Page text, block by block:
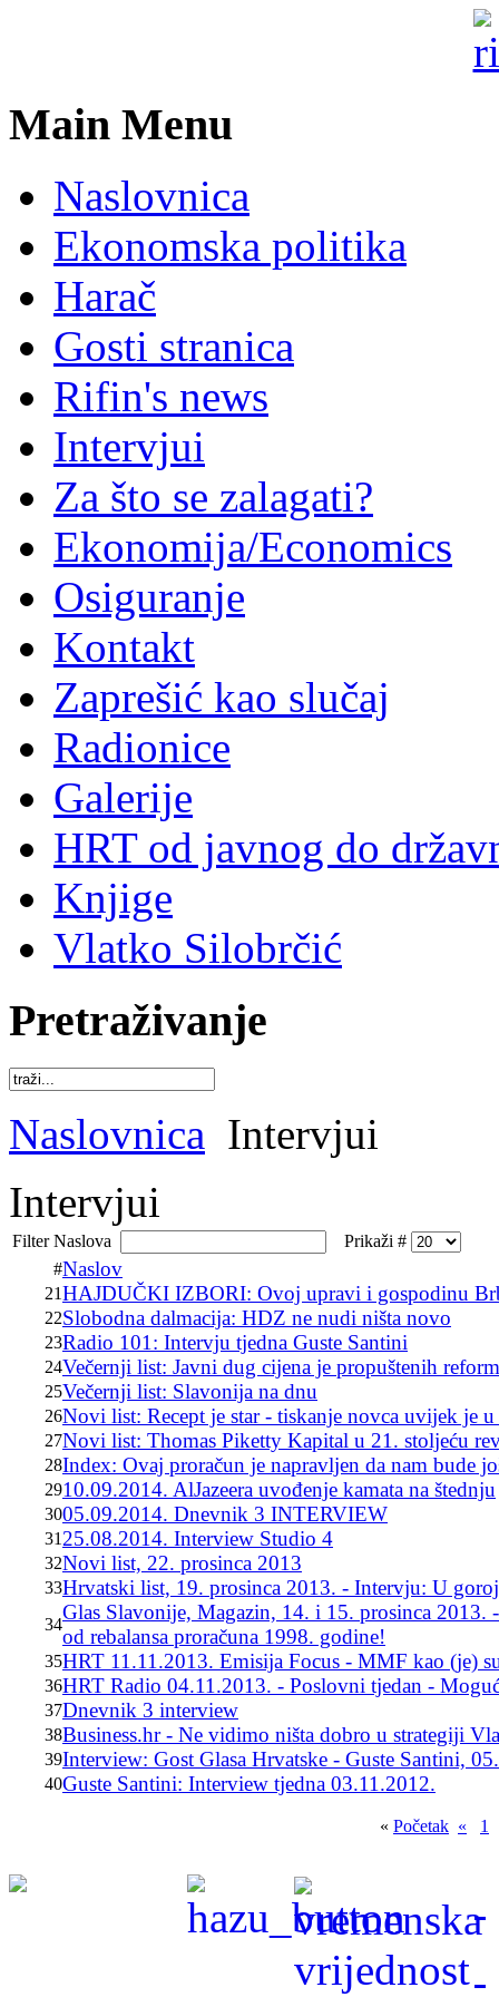
Main Menu
Naslovnica
Ekonomska politika
Harač
Gosti stranica
Rifin's news
Intervjui
Za što se zalagati?
Ekonomija/Economics
Osiguranje
Kontakt
Zaprešić kao slučaj
Radionice
Galerije
HRT od javnog do
Knjige
Vlatko Silobrčić
Pretraživanje
Naslovnica Intervjui
Intervjui
Filter Naslova
Prikaži #
#Naslov
21HAJDUČKI IZBORI: Ovoj upravi i gospodinu
22Slobodna dalmacija: HDZ ne nudi ništa novo
23Radio 101: Intervju tjedna Guste Santini
24Večernji list: Javni dug cijena je propuštenih
25Večernji list: Slavonija na dnu
26Novi list: Recept je star - tiskanje novca uvijek je
27Novi list: Thomas Piketty Kapital u 21. stoljeću
28Index: Ovaj proračun je napravljen da nam bude
2910.09.2014. AlJazeera uvođenje kamata na štednju
3005.09.2014. Dnevnik 3 INTERVIEW
31 25.08.2014. Interview Studio 4
32Novi list, 22. prosinca 2013
33Hrvatski list, 19. prosinca 2013. - Intervju: U
34
Glas Slavonije, Magazin, 14. i 15. prosinca 2013.
od rebalansa proračuna 1998. godine!
35HRT 11.11.2013. Emisija Focus - MMF kao (je)
36HRT Radio 04.11.2013. - Poslovni tjedan -
37Dnevnik 3 interview
38Business.hr - Ne vidimo ništa dobro u strategiji
39Interview: Gost Glasa Hrvatske - Guste Santini,
40Guste Santini: Interview tjedna 03.11.2012.
« Početak « 1